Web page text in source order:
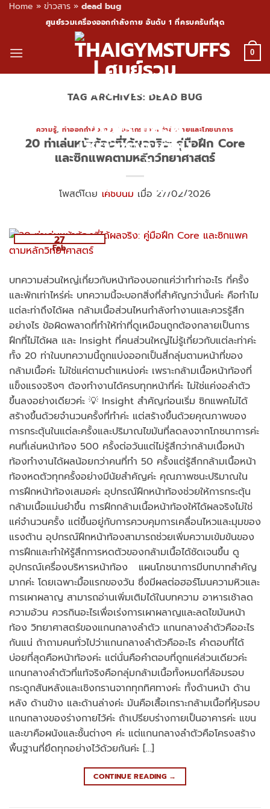
Home » ข่าวสาร » dead bug
content
ศูนย์รวมเครื่องออกกำลังกาย อันดับ 1 ที่ครบครันที่สุด
0
TAG ARCHIVES:DEAD BUG
ความรู้,ท่าออกกำลังกาย ,โปรแกรมออกกำลังกายและโภชนาการ
20 ท่าเล่นหน้าท้องที่ได้ผลจริง: คู่มือฝึก Core
และซิกแพคตามหลักวิทยาศาสตร์
โพสต์โดย โค้ชปูนิ่ม เมื่อ 27/02/2026
27
Feb
บทความส่วนใหญ่เกี่ยวกับหน้าท้องบอกแค่ว่าทำท่าอะไร กี่ครั้ง
และพักเท่าไหร่ค่ะ บทความนี้จะบอกสิ่งที่สำคัญกว่านั้นค่ะ คือทำไม
แต่ละท่าถึงได้ผล กล้ามเนื้อส่วนไหนกำลังทำงานและควรรู้สึก
อย่างไร ข้อผิดพลาดที่ทำให้ท่าที่ดูเหมือนถูกต้องกลายเป็นการ
ฝึกที่ไม่ได้ผล และ Insight ที่คนส่วนใหญ่ไม่รู้เกี่ยวกับแต่ละท่าค่ะ
ทั้ง 20 ท่าในบทความนี้ถูกแบ่งออกเป็นสี่กลุ่มตามหน้าที่ของ
กล้ามเนื้อค่ะ ไม่ใช่แค่ตามตำแหน่งค่ะ เพราะกล้ามเนื้อหน้าท้องที่
แข็งแรงจริงๆ ต้องทำงานได้ครบทุกหน้าที่ค่ะ ไม่ใช่แค่งอลำตัว
ขึ้นลงอย่างเดียวค่ะ 💡 Insight สำคัญก่อนเริ่ม ซิกแพคไม่ได้
สร้างขึ้นด้วยจำนวนครั้งที่ทำค่ะ แต่สร้างขึ้นด้วยคุณภาพของ
การกระตุ้นในแต่ละครั้งและปริมาณไขมันที่ลดลงจากโภชนาการค่ะ
คนที่เล่นหน้าท้อง 500 ครั้งต่อวันแต่ไม่รู้สึกว่ากล้ามเนื้อหน้า
ท้องทำงานได้ผลน้อยกว่าคนที่ทำ 50 ครั้งแต่รู้สึกกล้ามเนื้อหน้า
ท้องหดตัวทุกครั้งอย่างมีนัยสำคัญค่ะ คุณภาพชนะปริมาณใน
การฝึกหน้าท้องเสมอค่ะ อุปกรณ์ฝึกหน้าท้องช่วยให้การกระตุ้น
กล้ามเนื้อแม่นยำขึ้น การฝึกกล้ามเนื้อหน้าท้องให้ได้ผลจริงไม่ใช่
แค่จำนวนครั้ง แต่ขึ้นอยู่กับการควบคุมการเคลื่อนไหวและมุมของ
แรงต้าน อุปกรณ์ฝึกหน้าท้องสามารถช่วยเพิ่มความเข้มข้นของ
การฝึกและทำให้รู้สึกการหดตัวของกล้ามเนื้อได้ชัดเจนขึ้น ดู
อุปกรณ์เครื่องบริหารหน้าท้อง แผนโภชนาการมีบทบาทสำคัญ
มากค่ะ โดยเฉพาะมื้อแรกของวัน ซึ่งมีผลต่อฮอร์โมนความหิวและ
การเผาผลาญ สามารถอ่านเพิ่มเติมได้ในบทความ อาหารเช้าลด
ความอ้วน ควรกินอะไรเพื่อเร่งการเผาผลาญและลดไขมันหน้า
ท้อง วิทยาศาสตร์ของแกนกลางลำตัว แกนกลางลำตัวคืออะไร
กันแน่ ถ้าถามคนทั่วไปว่าแกนกลางลำตัวคืออะไร คำตอบที่ได้
บ่อยที่สุดคือหน้าท้องค่ะ แต่นั่นคือคำตอบที่ถูกแค่ส่วนเดียวค่ะ
แกนกลางลำตัวที่แท้จริงคือกลุ่มกล้ามเนื้อทั้งหมดที่ล้อมรอบ
กระดูกสันหลังและเชิงกรานจากทุกทิศทางค่ะ ทั้งด้านหน้า ด้าน
หลัง ด้านข้าง และด้านล่างค่ะ มันคือเสื้อเกราะกล้ามเนื้อที่หุ้มรอบ
แกนกลางของร่างกายไว้ค่ะ ถ้าเปรียบร่างกายเป็นอาคารค่ะ แขน
และขาคือผนังและชั้นต่างๆ ค่ะ แต่แกนกลางลำตัวคือโครงสร้าง
พื้นฐานที่ยึดทุกอย่างไว้ด้วยกันค่ะ […]
CONTINUE READING →